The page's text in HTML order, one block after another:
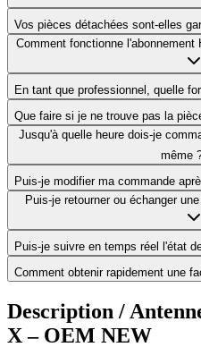
Vos pièces détachées sont-elles
Comment fonctionne
En tant que professionnel, quelle
Que faire si je ne trouve pas la
Jusqu'à quelle heure dois-je
même
Puis-je modifier ma commande
Puis-je retourner ou échanger
Puis-je suivre en temps réel l'état
Comment obtenir rapidement une
Description /
X – OEM NEW